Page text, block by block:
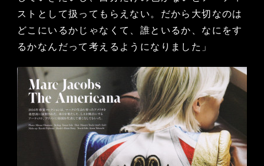
ストとして扱ってもらえない。だから大切なのは
どこにいるかじゃなくて、誰といるか、なにをす
るかなんだって考えるようになりました」